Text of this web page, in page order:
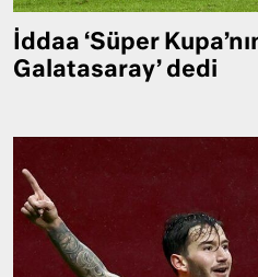
İddaa ‘Süper
Galatasaray’ dedi